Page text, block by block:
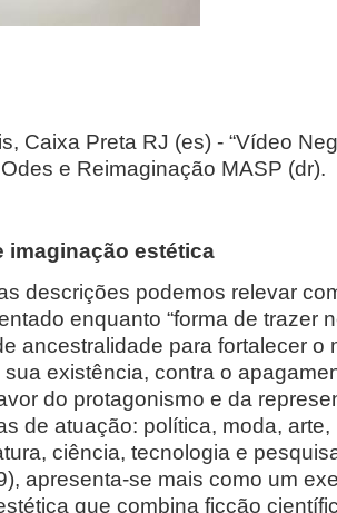
Caixa Preta RJ (es) - “Vídeo
e Reimaginação MASP (dr).
imaginação estética
descrições podemos relevar
enquanto “forma de trazer
ancestralidade para fortalecer o
sua existência, contra o
do protagonismo e da
de atuação: política, moda,
ciência, tecnologia e
apresenta-se mais como um
que combina ficção